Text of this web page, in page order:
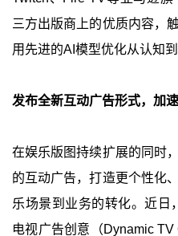
三方出版商上的优质内容，
用先进的AI模型优化从认知
发布全新互动广告形式，加
在娱乐版图持续扩展的同时
的互动广告，打造更个性化
乐场景到业务的转化。近日
电视广告创意（Dynamic